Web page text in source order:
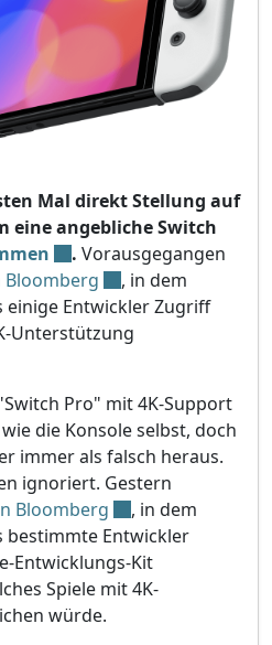
Mal direkt Stellung auf
eine angebliche Switch
. Vorausgegangen
Bloomberg
, in dem
einige Entwickler Zugriff
Unterstützung
Pro" mit 4K-Support
die Konsole selbst, doch
immer als falsch heraus.
ignoriert. Gestern
Bloomberg
, in dem
bestimmte Entwickler
Entwicklungs-Kit
Spiele mit 4K-
würde.